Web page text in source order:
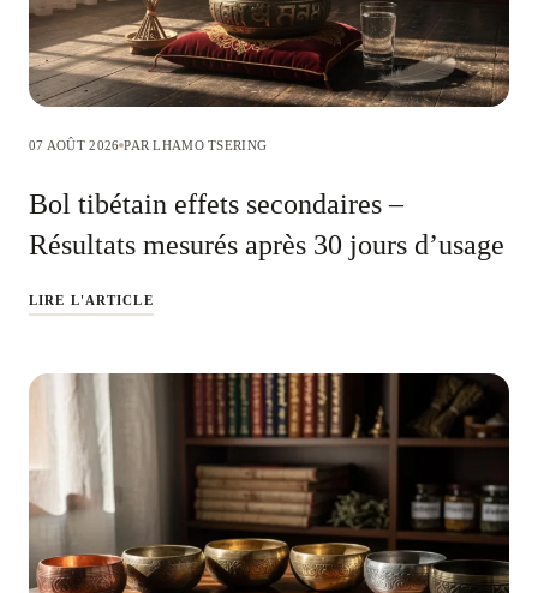
07 AOÛT 2026 PAR LHAMO TSERING
Bol tibétain effets secondaires –
Résultats mesurés après 30 jours d’usage
LIRE L'ARTICLE